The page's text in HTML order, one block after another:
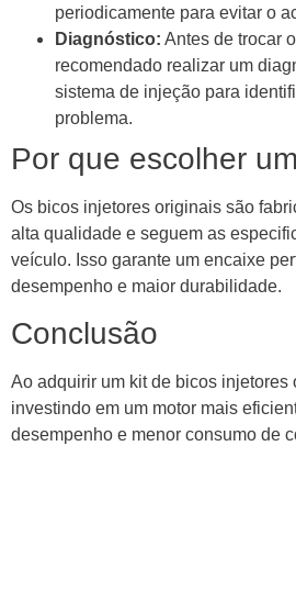
periodicamente para evitar o
Diagnóstico: Antes de trocar
recomendado realizar um
sistema de injeção para
problema.
Por que escolher
Os bicos injetores originais são
alta qualidade e seguem as
veículo. Isso garante um encaixe
desempenho e maior durabilidade.
Conclusão
Ao adquirir um kit de bicos injetores
investindo em um motor mais
desempenho e menor consumo de